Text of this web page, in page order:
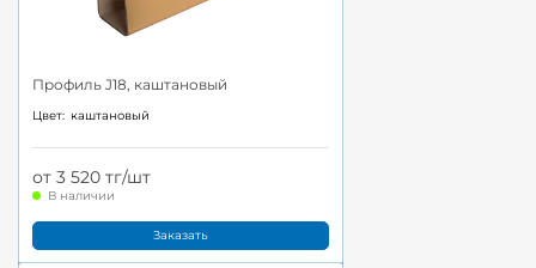
Профиль J18, каштановый
Цвет: каштановый
от 3 520 тг/шт
В наличии
Заказать